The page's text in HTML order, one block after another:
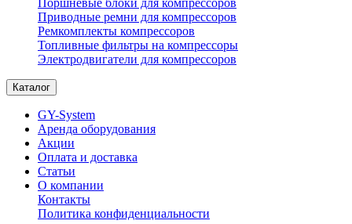
Поршневые блоки для компрессоров
Приводные ремни для компрессоров
Ремкомплекты компрессоров
Топливные фильтры на компрессоры
Электродвигатели для компрессоров
Каталог
GY-System
Аренда оборудования
Акции
Оплата и доставка
Статьи
О компании
Контакты
Политика конфиденциальности